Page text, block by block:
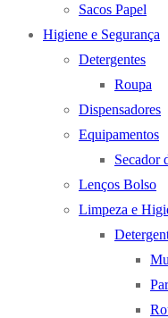
Sacos Papel
Higiene e Segurança
Detergentes
Roupa
Dispensadores
Equipamentos
Secador
Lenços Bolso
Limpeza e